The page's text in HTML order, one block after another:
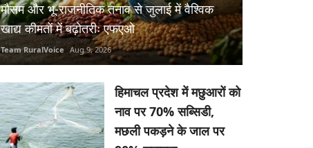
मौसम और भू-राजनीतिक तनाव से जुलाई में वैश्विक
खाद्य कीमतों में बढ़ोतरीः एफएओ
Team RuralVoice Aug 9, 2026
हिमाचल प्रदेश में मछुआरों को
नाव पर 70% सब्सिडी,
मछली पकड़ने के जाल पर